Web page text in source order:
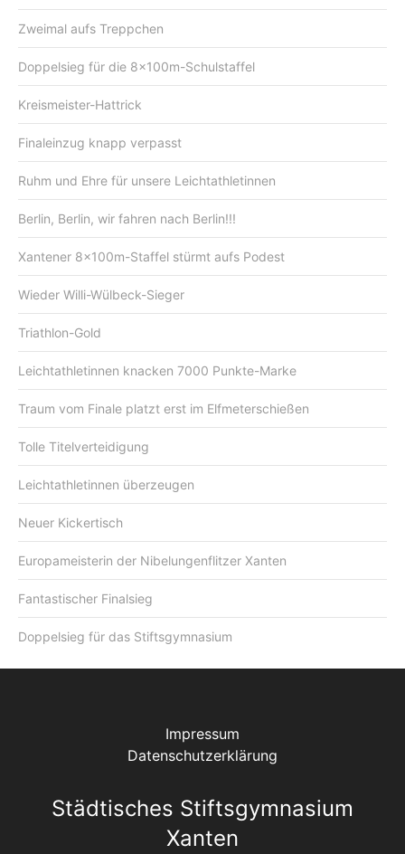
Zweimal aufs Treppchen
Doppelsieg für die 8x100m-Schulstaffel
Kreismeister-Hattrick
Finaleinzug knapp verpasst
Ruhm und Ehre für unsere Leichtathletinnen
Berlin, Berlin, wir fahren nach Berlin!!!
Xantener 8x100m-Staffel stürmt aufs Podest
Wieder Willi-Wülbeck-Sieger
Triathlon-Gold
Leichtathletinnen knacken 7000 Punkte-Marke
Traum vom Finale platzt erst im Elfmeterschießen
Tolle Titelverteidigung
Leichtathletinnen überzeugen
Neuer Kickertisch
Europameisterin der Nibelungenflitzer Xanten
Fantastischer Finalsieg
Doppelsieg für das Stiftsgymnasium
Impressum
Datenschutzerklärung
Städtisches Stiftsgymnasium
Xanten